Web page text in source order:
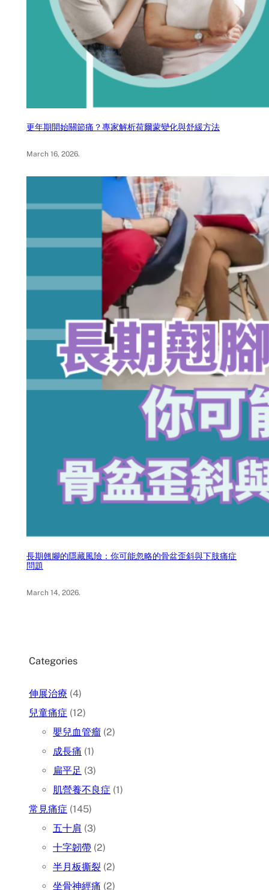
更年期開始關節痛？專家解析荷爾蒙變化與舒緩方法
March 16, 2026.
長期翹腳的隱藏風險：你可能忽略的骨盆歪斜與下肢痛症
問題
March 14, 2026.
Categories
伸展治療 (4)
兒童痛症 (12)
嬰兒血管瘤 (2)
成長痛 (1)
扁平足 (3)
肌營養不良症 (1)
常見痛症 (145)
五十肩 (3)
十字韌帶 (2)
半月板撕裂 (2)
坐骨神經痛 (2)